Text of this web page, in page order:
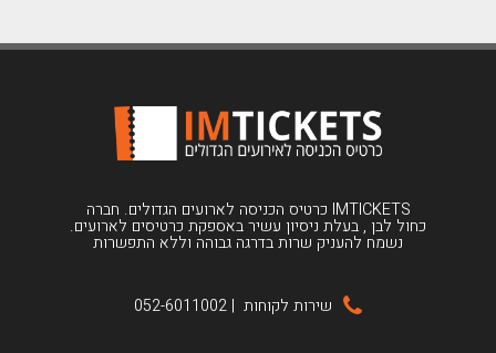
IMTICKETS כרטיס הכניסה לארועים הגדולים. חברה
כחול לבן , בעלת ניסיון עשיר באספקת כרטיסים לארועים.
נשמח להעניק שרות בדרגה גבוהה וללא התפשרות
שירות לקוחות |
052-6011002